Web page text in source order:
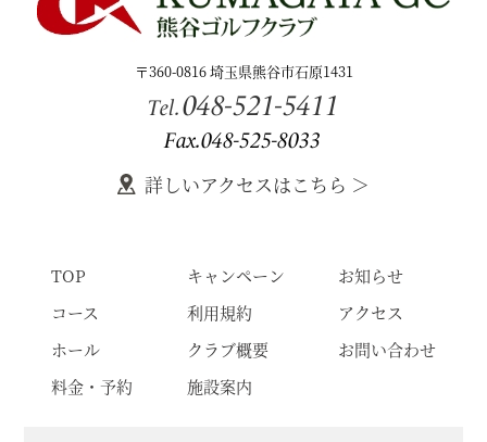
〒360-0816 埼玉県熊谷市石原1431
Tel.048-521-5411
Fax.048-525-8033
詳しいアクセスはこちら ＞
TOP
コース
ホール
料金・予約
キャンペーン
利用規約
クラブ概要
施設案内
お知らせ
アクセス
お問い合わせ